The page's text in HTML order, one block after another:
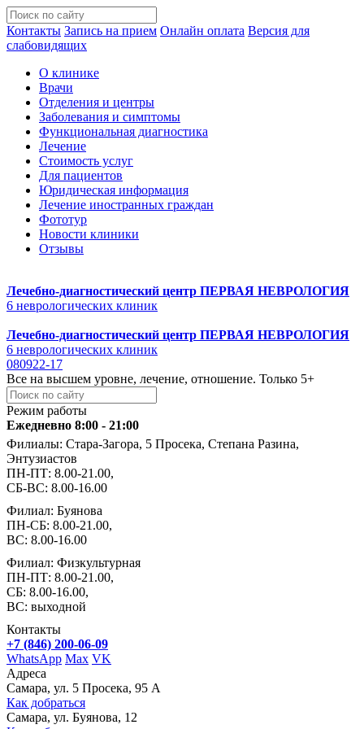
Контакты Запись на прием Онлайн оплата Версия для
слабовидящих
О клинике
Врачи
Отделения и центры
Заболевания и симптомы
Функциональная диагностика
Лечение
Стоимость услуг
Для пациентов
Юридическая информация
Лечение иностранных граждан
Фототур
Новости клиники
Отзывы
Лечебно-диагностический центр ПЕРВАЯ НЕВРОЛОГИЯ
6 неврологических клиник
Лечебно-диагностический центр ПЕРВАЯ НЕВРОЛОГИЯ
6 неврологических клиник
080922-17
Все на высшем уровне, лечение, отношение. Только 5+
Режим работы
Ежедневно 8:00 - 21:00
Филиалы: Стара-Загора, 5 Просека, Степана Разина,
Энтузиастов
ПН-ПТ: 8.00-21.00,
СБ-ВС: 8.00-16.00
Филиал: Буянова
ПН-СБ: 8.00-21.00,
ВС: 8.00-16.00
Филиал: Физкультурная
ПН-ПТ: 8.00-21.00,
СБ: 8.00-16.00,
ВС: выходной
Контакты
+7 (846) 200-06-09
WhatsApp Max VK
Адреса
Самара, ул. 5 Просека, 95 А
Как добраться
Самара, ул. Буянова, 12